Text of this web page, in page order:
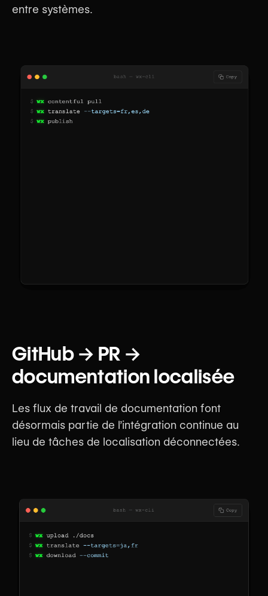
entre systèmes.
GitHub → PR →
documentation localisée
Les flux de travail de documentation font
désormais partie de l’intégration continue au
lieu de tâches de localisation déconnectées.